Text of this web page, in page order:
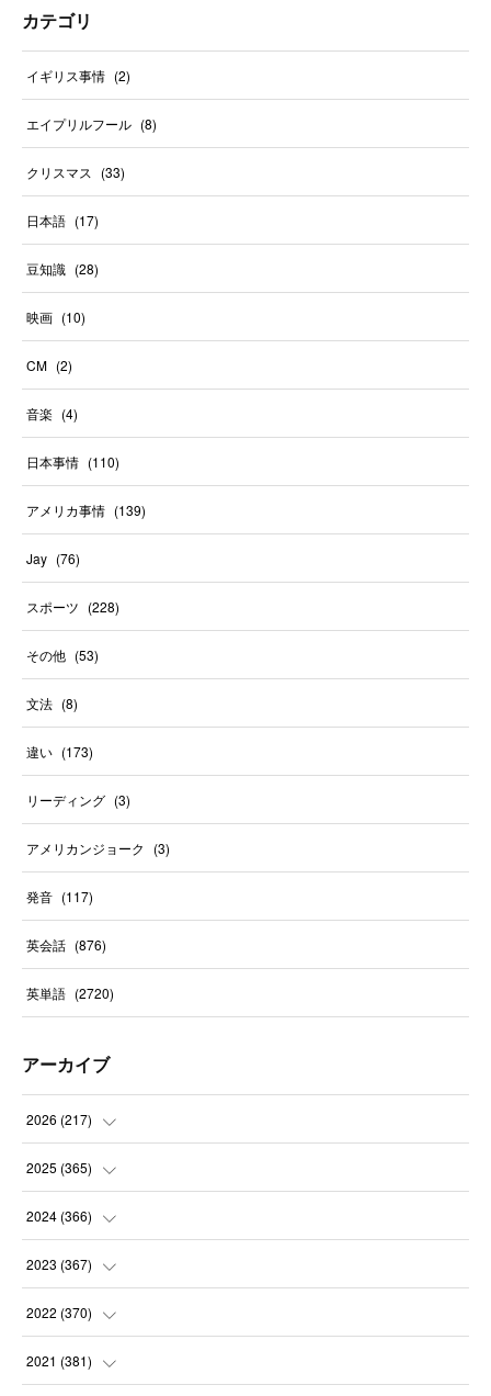
カテゴリ
イギリス事情 (2)
エイプリルフール (8)
クリスマス (33)
日本語 (17)
豆知識 (28)
映画 (10)
CM (2)
音楽 (4)
日本事情 (110)
アメリカ事情 (139)
Jay (76)
スポーツ (228)
その他 (53)
文法 (8)
違い (173)
リーディング (3)
アメリカンジョーク (3)
発音 (117)
英会話 (876)
英単語 (2720)
アーカイブ
2026 (217)
(6)
(31
(30
(31
2025 (365)
(31
(30
(31
(30
2024 (366)
(32
(30
(31
2023 (367)
(31
(31
2022 (370)
(31
2021 (381)